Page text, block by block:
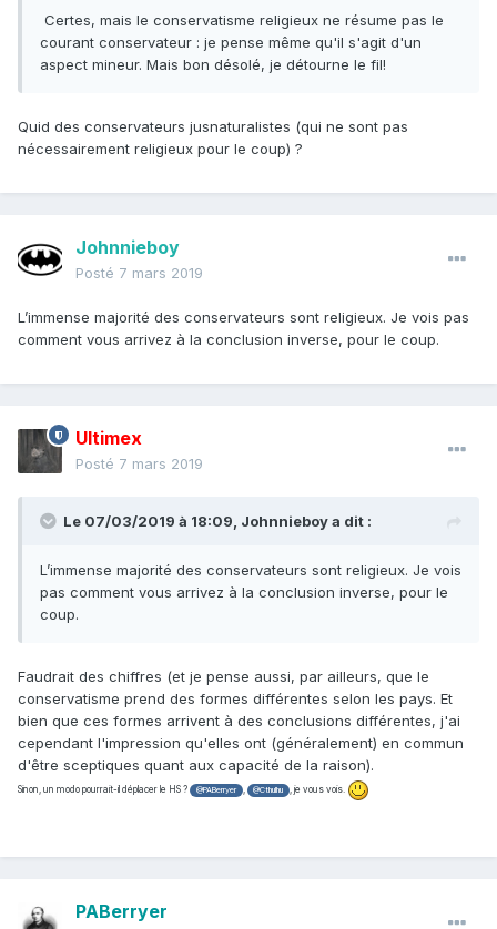
Certes, mais le conservatisme religieux ne résume pas le
courant conservateur : je pense même qu'il s'agit d'un
aspect mineur. Mais bon désolé, je détourne le fil!
Quid des conservateurs jusnaturalistes (qui ne sont pas
nécessairement religieux pour le coup) ?
Johnnieboy
Posté 7 mars 2019
L’immense majorité des conservateurs sont religieux. Je vois pas
comment vous arrivez à la conclusion inverse, pour le coup.
Ultimex
Posté 7 mars 2019
Le 07/03/2019 à 18:09, Johnnieboya dit :
L’immense majorité des conservateurs sont religieux. Je vois
pas comment vous arrivez à la conclusion inverse, pour le
coup.
Faudrait des chiffres (et je pense aussi, par ailleurs, que le
conservatisme prend des formes différentes selon les pays. Et
bien que ces formes arrivent à des conclusions différentes, j'ai
cependant l'impression qu'elles ont (généralement) en commun
d'être sceptiques quant aux capacité de la raison).
Sinon, un modo pourrait-il déplacer le HS ? @PABerryer , @Cthulhu , je vous vois.
PABerryer